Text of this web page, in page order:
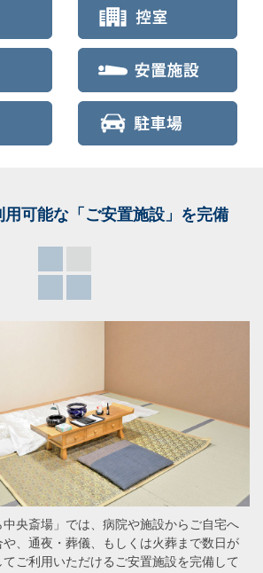
用可能な「ご安置施設」を完備
央斎場」では、病院や施設からご自宅へ
、通夜・葬儀、もしくは火葬まで数日が
ご利用いただけるご安置施設を完備して